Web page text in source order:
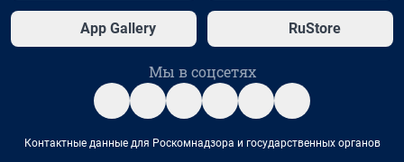
App Gallery RuStore
Мы в соцсетях
Контактные данные для Роскомнадзора и государственных органов